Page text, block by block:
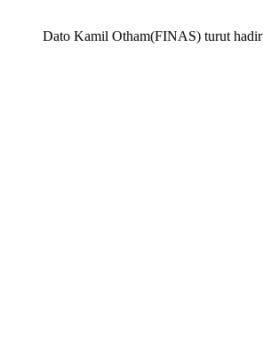
Dato Kamil Otham(FINAS) turut hadir